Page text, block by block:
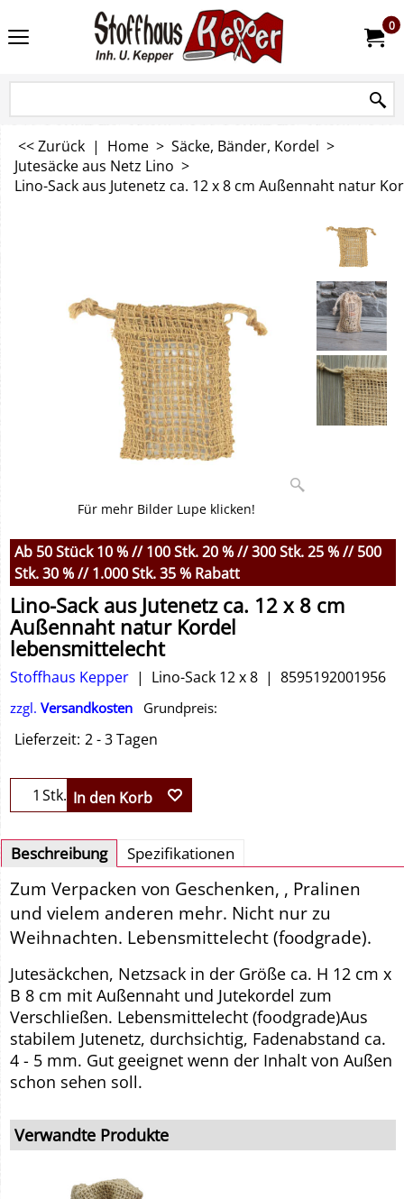
0
<< Zurück | Home > Säcke, Bänder, Kordel >
Jutesäcke aus Netz Lino >
Lino-Sack aus Jutenetz ca. 12 x 8 cm Außennaht natur
Für mehr Bilder Lupe klicken!
Ab 50 Stück 10 % // 100 Stk. 20 % // 300 Stk. 25 % // 500
Stk. 30 % // 1.000 Stk. 35 % Rabatt
Lino-Sack aus Jutenetz ca. 12 x 8 cm
Außennaht natur Kordel
lebensmittelecht
Stoffhaus Kepper Lino-Sack 12 x 8 8595192001956
zzgl. Versandkosten Grundpreis:
Lieferzeit: 2 - 3 Tagen
Stk. In den Korb
Beschreibung Spezifikationen
Zum Verpacken von Geschenken, , Pralinen
und vielem anderen mehr. Nicht nur zu
Weihnachten. Lebensmittelecht (foodgrade).
Jutesäckchen, Netzsack in der Größe ca. H 12 cm x
B 8 cm mit Außennaht und Jutekordel zum
Verschließen. Lebensmittelecht (foodgrade)Aus
stabilem Jutenetz, durchsichtig, Fadenabstand ca.
4 - 5 mm. Gut geeignet wenn der Inhalt von Außen
schon sehen soll.
Verwandte Produkte